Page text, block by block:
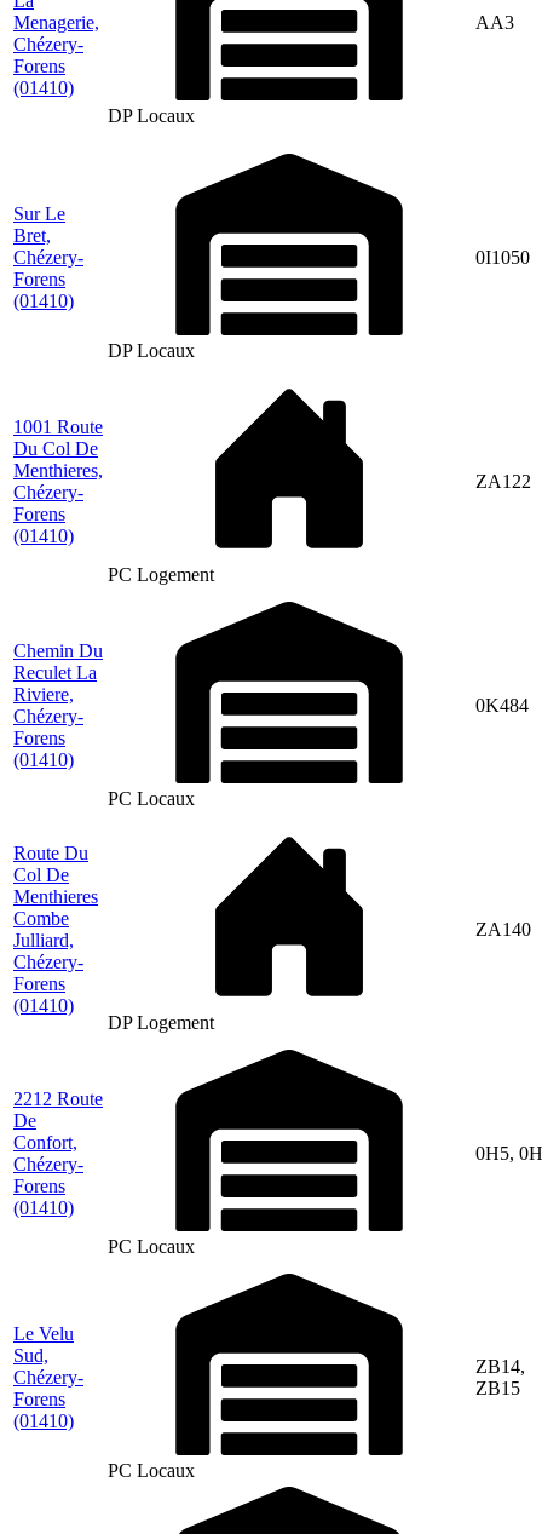
Menagerie,
Chézery-
Forens
(01410)
DP Locaux
AA3
Sur Le
Bret,
Chézery-
Forens
(01410)
DP Locaux
0I1050
1001 Route
Du Col De
Menthieres,
Chézery-
Forens
(01410)
PC Logement
ZA122
Chemin Du
Reculet La
Riviere,
Chézery-
Forens
(01410)
PC Locaux
0K484
Route Du
Col De
Menthieres
Combe
Julliard,
Chézery-
Forens
(01410)
DP Logement
ZA140
2212 Route
De
Confort,
Chézery-
Forens
(01410)
PC Locaux
0H5,
Le Velu
Sud,
Chézery-
Forens
(01410)
PC Locaux
ZB14,
ZB15